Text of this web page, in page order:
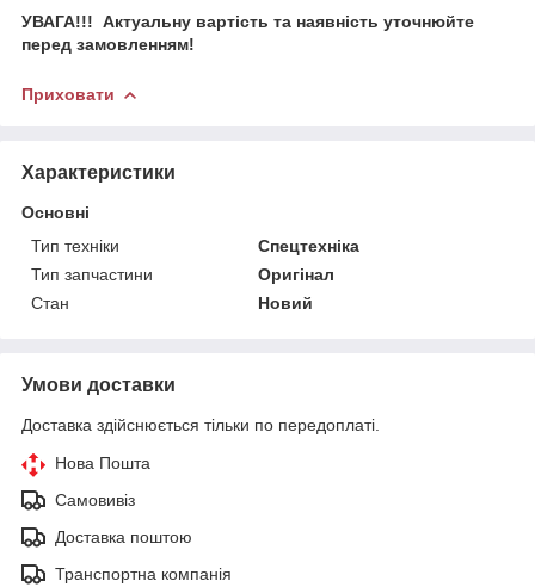
УВАГА!!! Актуальну вартість та наявність уточнюйте
перед замовленням!
Приховати
Характеристики
Основні
Тип техніки
Спецтехніка
Тип запчастини
Оригінал
Стан
Новий
Умови доставки
Доставка здійснюється тільки по передоплаті.
Нова Пошта
Самовивіз
Доставка поштою
Транспортна компанія